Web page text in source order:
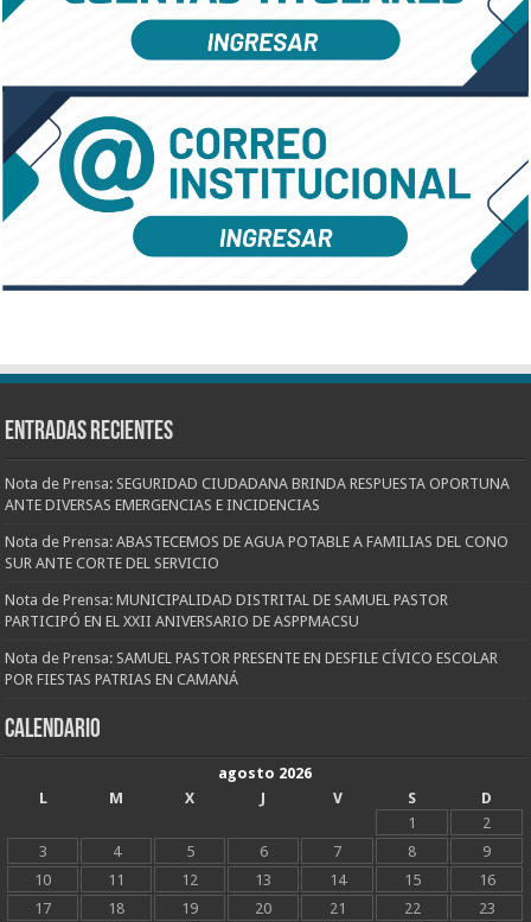
Entradas recientes
Nota de Prensa: SEGURIDAD CIUDADANA BRINDA RESPUESTA OPORTUNA
ANTE DIVERSAS EMERGENCIAS E INCIDENCIAS
Nota de Prensa: ABASTECEMOS DE AGUA POTABLE A FAMILIAS DEL CONO
SUR ANTE CORTE DEL SERVICIO
Nota de Prensa: MUNICIPALIDAD DISTRITAL DE SAMUEL PASTOR
PARTICIPÓ EN EL XXII ANIVERSARIO DE ASPPMACSU
Nota de Prensa: SAMUEL PASTOR PRESENTE EN DESFILE CÍVICO ESCOLAR
POR FIESTAS PATRIAS EN CAMANÁ
CALENDARIO
agosto 2026
L
M X J V S
D
1
2
3
4 5 6 7 8
9
10
11 12 13 14 15
16
17
18 19 20 21 22 23